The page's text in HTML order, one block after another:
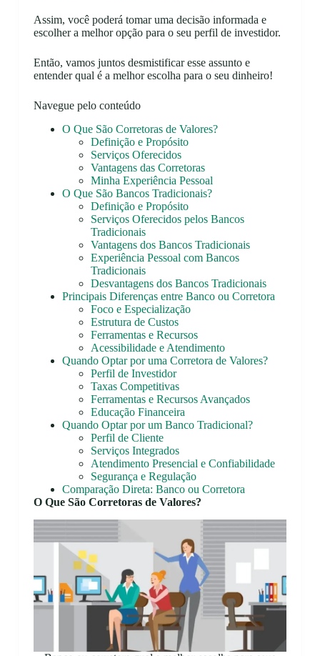
Assim, você poderá tomar uma decisão informada e
escolher a melhor opção para o seu perfil de investidor.
Então, vamos juntos desmistificar esse assunto e
entender qual é a melhor escolha para o seu dinheiro!
Navegue pelo conteúdo
O Que São Corretoras de Valores?
Definição e Propósito
Serviços Oferecidos
Vantagens das Corretoras
Minha Experiência Pessoal
O Que São Bancos Tradicionais?
Definição e Propósito
Serviços Oferecidos pelos Bancos
Tradicionais
Vantagens dos Bancos Tradicionais
Experiência Pessoal com Bancos
Tradicionais
Desvantagens dos Bancos Tradicionais
Principais Diferenças entre Banco ou Corretora
Foco e Especialização
Estrutura de Custos
Ferramentas e Recursos
Acessibilidade e Atendimento
Quando Optar por uma Corretora de Valores?
Perfil de Investidor
Taxas Competitivas
Ferramentas e Recursos Avançados
Educação Financeira
Quando Optar por um Banco Tradicional?
Perfil de Cliente
Serviços Integrados
Atendimento Presencial e Confiabilidade
Segurança e Regulação
Comparação Direta: Banco ou Corretora
O Que São Corretoras de Valores?